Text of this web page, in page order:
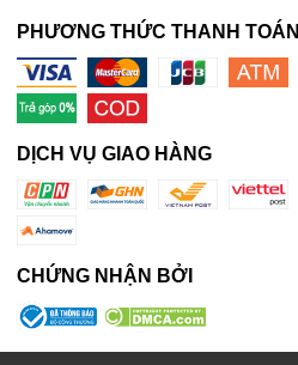
PHƯƠNG THỨC THANH TOÁN
DỊCH VỤ GIAO HÀNG
CHỨNG NHẬN BỞI